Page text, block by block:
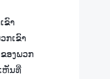
ຂົາ
ກເຂົາ
ອງພວກ
ຫັນທີ່